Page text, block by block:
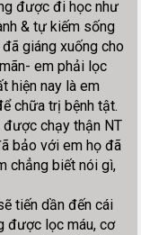
được đi học như
& tự kiếm sống
giáng xuống cho
em phải lọc
hiện nay là em
chữa trị bệnh tật.
được chạy thận NT
bảo với em họ đã
chẳng biết nói gì,
tiến dần đến cái
được lọc máu, cơ